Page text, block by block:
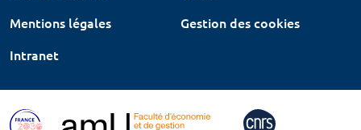
Mentions légales
Gestion des cookies
Intranet